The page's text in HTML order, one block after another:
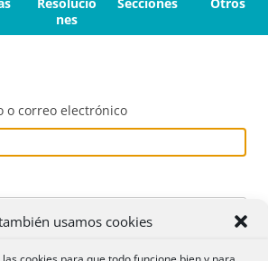
usamos cookies
nes
o correo electrónico